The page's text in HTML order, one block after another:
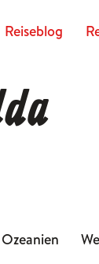
Rei­se­blog
Ozeanien